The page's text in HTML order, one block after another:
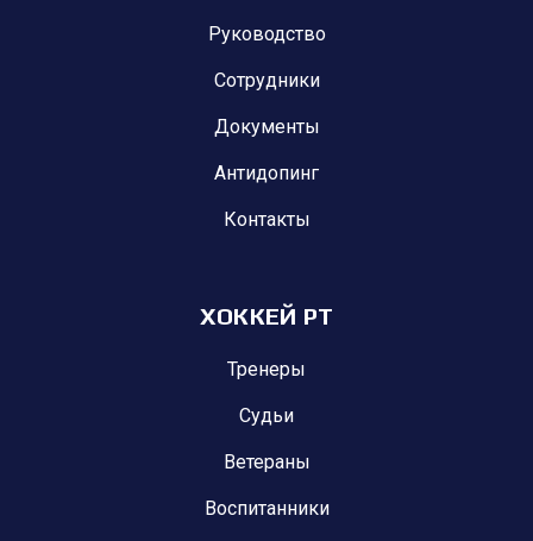
Руководство
Сотрудники
Документы
Антидопинг
Контакты
ХОККЕЙ РТ
Тренеры
Судьи
Ветераны
Воспитанники